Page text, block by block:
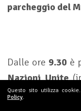
parcheggio del
Dalle ore 9.30è
Nazioni Unite
parcheggio
Questo sito utilizza
Policy.